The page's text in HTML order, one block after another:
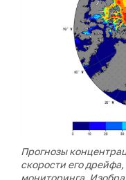
Прогнозы
скорости его
мониторинга.